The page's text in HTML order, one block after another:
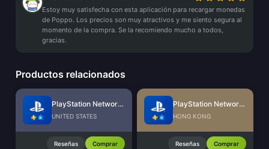
Estoy muy satisfecha con esta aplicación para recargar monedas
de Poppo. Los precios son muy atractivos y me siento segura al
momento de la compra. Se la recomiendo mucho a todos,
gracias.
Productos relacionados
PlayStation Network Card (US)
UNITED STATES
Reseñas Comprar
PlayStation Network Card (HK)
HONG KONG
Reseñas Comprar